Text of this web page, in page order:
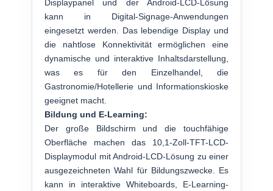
Displaypanel und der Android-LCD-Lösung
kann in Digital-Signage-Anwendungen
eingesetzt werden. Das lebendige Display und
die nahtlose Konnektivität ermöglichen eine
dynamische und interaktive Inhaltsdarstellung,
was es für den Einzelhandel, die
Gastronomie/Hotellerie und Informationskioske
geeignet macht.
Bildung und E-Learning:
Der große Bildschirm und die touchfähige
Oberfläche machen das 10,1-Zoll-TFT-LCD-
Displaymodul mit Android-LCD-Lösung zu einer
ausgezeichneten Wahl für Bildungszwecke. Es
kann in interaktive Whiteboards, E-Learning-